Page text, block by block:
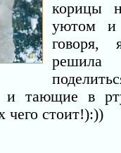
корицы
уютом и
говоря,
и тающие в
чего стоит!):))